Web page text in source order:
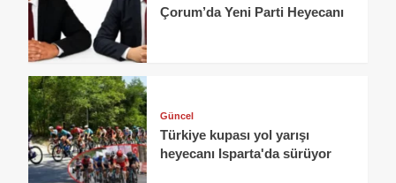
Çorum’da Yeni Parti Heyecanı
Güncel
Türkiye kupası yol yarışı
heyecanı Isparta'da sürüyor